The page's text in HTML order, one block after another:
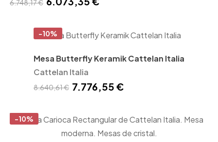
6.748,17 €
-10%
Mesa Butterfly Keramik Cattelan Italia
Cattelan Italia
8.640,61 € 7.776,55 €
-10%